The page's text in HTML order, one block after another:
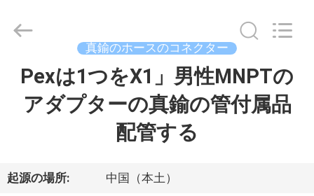
ダ
2026
Reserved.
真鍮のホースのコネクター
Pexは1つをX1」男性MNPTの
アダプターの真鍮の管付属品
配管する
起源の場所: 中国（本土）